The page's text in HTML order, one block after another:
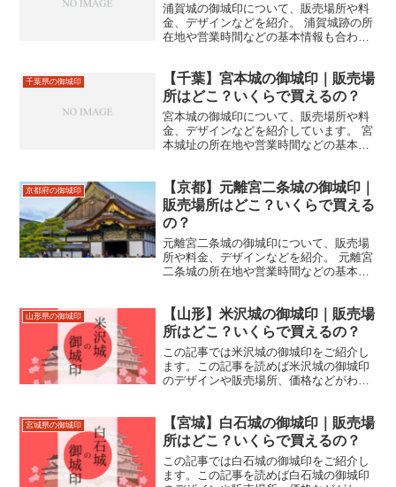
浦賀城の御城印について、販売場所や料
金、デザインなどを紹介。 浦賀城跡の所
在地や営業時間などの基本情報も合わせ
千葉県の御城印
【千葉】宮本城の御城印｜販売場
所はどこ？いくらで買えるの？
宮本城の御城印について、販売場所や料
金、デザインなどを紹介しています。 宮
本城址の所在地や営業時間などの基本情
京都府の御城印
【京都】元離宮二条城の御城印｜
販売場所はどこ？いくらで買える
の？
元離宮二条城の御城印について、販売場
所や料金、デザインなどを紹介。 元離宮
二条城の所在地や営業時間などの基本情
山形県の御城印
【山形】米沢城の御城印｜販売場
所はどこ？いくらで買えるの？
この記事では米沢城の御城印をご紹介し
ます。この記事を読めば米沢城の御城印
のデザインや販売場所、価格などがわか
にお役立てください。
宮城県の御城印
【宮城】白石城の御城印｜販売場
所はどこ？いくらで買えるの？
この記事では白石城の御城印をご紹介し
ます。この記事を読めば白石城の御城印